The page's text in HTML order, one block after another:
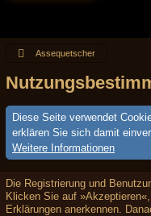
Assequetscher
Diese Seite verwendet
erklären Sie sich damit
Weitere Informationen
Die Registrierung und
Klicken Sie auf
Erklärungen anerkennen.